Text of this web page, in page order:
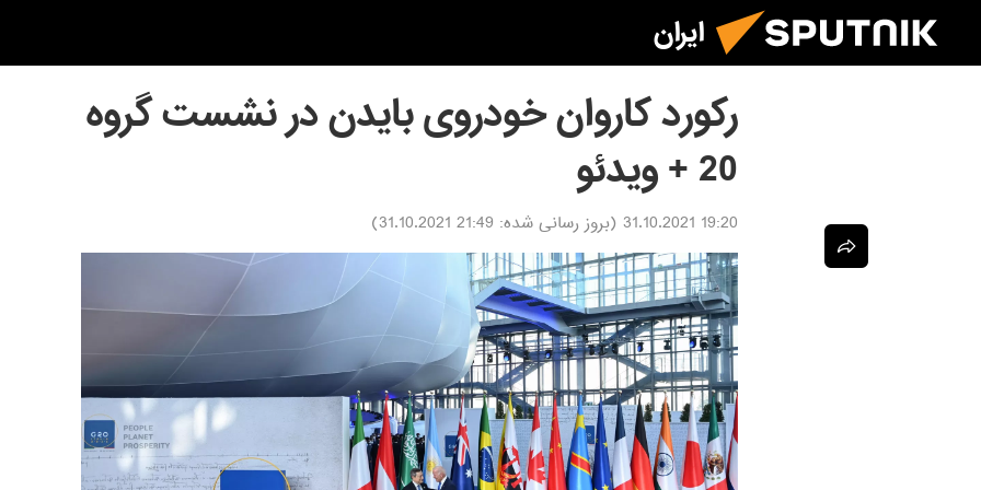
ایران
رکورد کاروان خودروی بایدن در نشست گروه
20 + ویدئو
19:20 31.10.2021 (بروز رسانی شده: 21:49 31.10.2021
)